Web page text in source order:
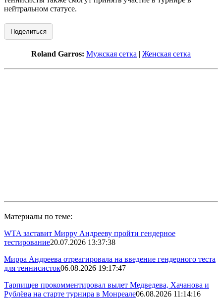
нейтральном статусе.
Поделиться
Roland Garros: Мужская сетка | Женская сетка
Материалы по теме:
WTA заставит Мирру Андрееву пройти гендерное
тестирование20.07.2026 13:37:38
Мирра Андреева отреагировала на введение гендерного теста
для теннисисток06.08.2026 19:17:47
Тарпищев прокомментировал вылет Медведева, Хачанова и
Рублёва на старте турнира в Монреале06.08.2026 11:14:16